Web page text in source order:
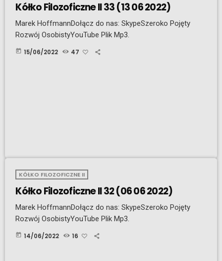
Kółko Filozoficzne II 33 (13 06 2022)
Marek HoffmannDołącz do nas: SkypeSzeroko Pojęty
Rozwój OsobistyYouTube Plik Mp3.
today 15/06/2022 47
KÓŁKO FILOZOFICZNE II
Kółko Filozoficzne II 32 (06 06 2022)
Marek HoffmannDołącz do nas: SkypeSzeroko Pojęty
Rozwój OsobistyYouTube Plik Mp3.
today 14/06/2022 16